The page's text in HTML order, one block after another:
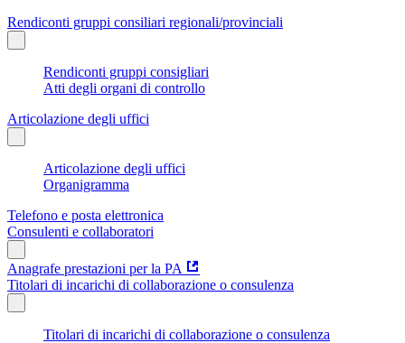
Rendiconti gruppi consiliari regionali/provinciali
Rendiconti gruppi consigliari
Atti degli organi di controllo
Articolazione degli uffici
Articolazione degli uffici
Organigramma
Telefono e posta elettronica
Consulenti e collaboratori
Anagrafe prestazioni per la PA
Titolari di incarichi di collaborazione o consulenza
Titolari di incarichi di collaborazione o consulenza